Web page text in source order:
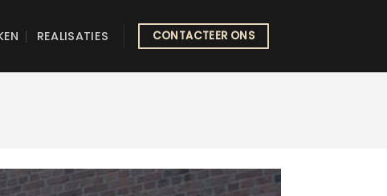
REALISATIES CONTACTEER ONS